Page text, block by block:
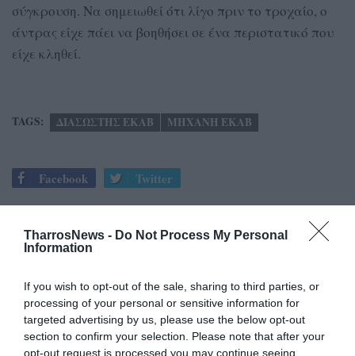
TharrosNews - Do Not Process My Personal
Information
If you wish to opt-out of the sale, sharing to third parties, or
processing of your personal or sensitive information for
targeted advertising by us, please use the below opt-out
section to confirm your selection. Please note that after your
opt-out request is processed you may continue seeing
σύγκρουση. Να σημειωθεί ότι λίγο πριν το τροχαίο, ο
άντρας είχε πάει να βοηθήσει σε ένα περιστατικό που
είχε κληθεί.
TAGS: ΔΙΑΣΩΣΤΗΣ ΕΚΑΒ ΜΗΧΑΝΗ ΕΚΑΒ
Facebook Twitter